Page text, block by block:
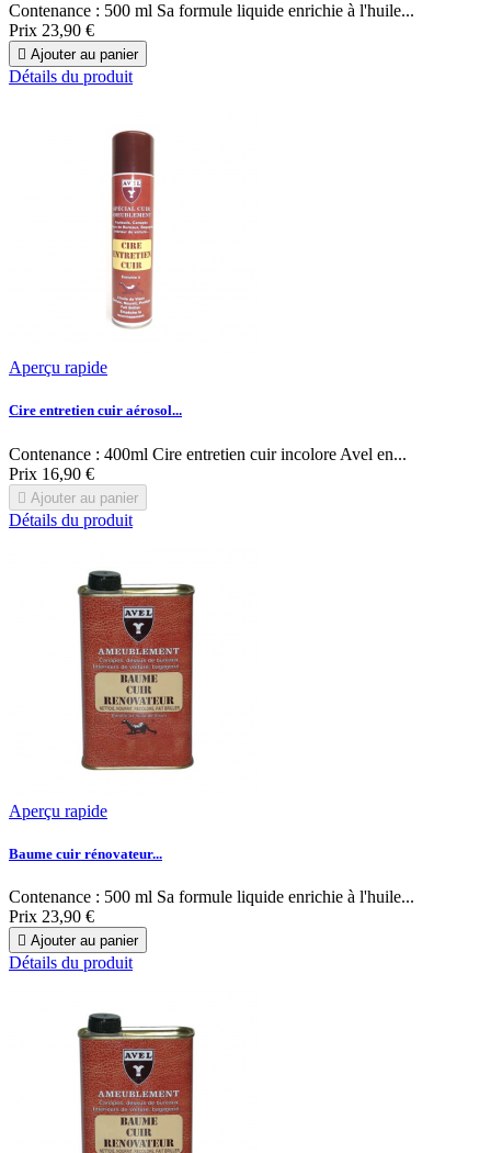
Contenance : 500 ml Sa formule liquide enrichie à l'huile...
Prix 23,90 €
 Ajouter au panier
Détails du produit
Aperçu rapide
Cire entretien cuir aérosol...
Contenance : 400ml Cire entretien cuir incolore Avel en...
Prix 16,90 €
 Ajouter au panier
Détails du produit
Aperçu rapide
Baume cuir rénovateur...
Contenance : 500 ml Sa formule liquide enrichie à l'huile...
Prix 23,90 €
 Ajouter au panier
Détails du produit